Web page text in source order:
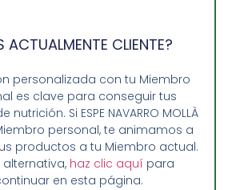
y Herbalife
ACTUALMENTE CLIENTE?
personalizada con tu Miembro
es clave para conseguir tus
Si ESPE NAVARRO MOLLÀ
personal, te animamos a
productos a tu Miembro actual.
haz clic aquí para
en esta página.